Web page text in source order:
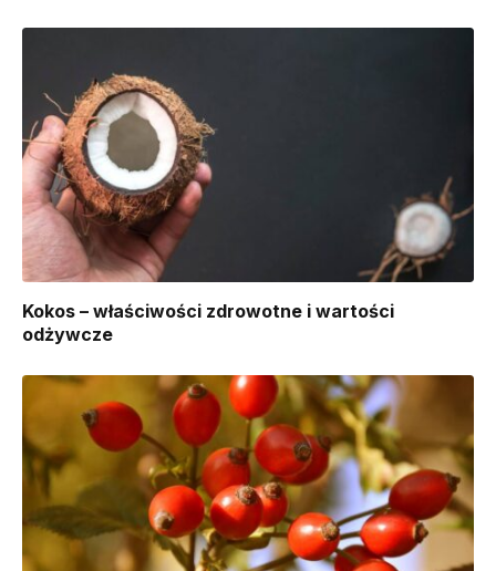
Kokos – właściwości zdrowotne i wartości
odżywcze